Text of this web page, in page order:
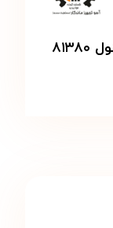
خرید و قیمت پلی پروپیلن گلیکول ۸۱۳۸۰